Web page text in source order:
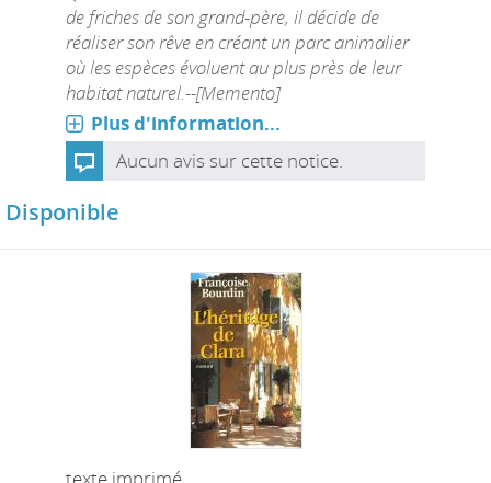
de friches de son grand-père, il décide de
réaliser son rêve en créant un parc animalier
où les espèces évoluent au plus près de leur
habitat naturel.--[Memento]
Plus d'information...
Aucun avis sur cette notice.
Disponible